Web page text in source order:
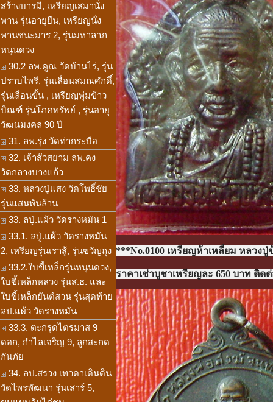
สร้างบารมี, เหรียญเสมานั่ง
พาน รุ่นอายุยืน, เหรียญนั่ง
พานชนะมาร 2, รุ่นมหาลาภ
หนุนดวง
30.2 ลพ.คูณ วัดบ้านไร่, รุ่น
ปราบไพรี, รุ่นเลื่อนสมณศํกดิ์,
รุ่นเลื่อนขั้น , เหรียญพุ่มข้าว
บิณฑ์ รุ่นโภคทรัพย์ , รุ่นอายุ
วัฒนมงคล 90 ปี
31. ลพ.รุ่ง วัดท่ากระบือ
32. เจ้าสัวสยาม ลพ.คง
วัดกลางบางแก้ว
33. หลวงปู่แสง วัดโพธิ์ชัย
รุ่นแสนพันล้าน
33. ลปู่.แผ้ว วัดรางหมัน 1
33.1. ลปู่.แผ้ว วัดรางหมัน
2, เหรียญรุ่นเราสู้, รุ่นขวัญถุง
33.2.ใบขี้เหล็กรุ่นหนุนดวง,
ใบขี้เหล็กหลวง รุ่นส.ธ. และ
ใบขี้เหล็กยันต์สวน รุ่นสุดท้าย
ลป.แผ้ว วัดรางหมัน
33.3. ตะกรุดไตรมาส 9
ดอก, กำไลเจริญ 9, ลูกสะกด
กันภัย
34. ลป.สรวง เทวดาเดินดิน
วัดไพรพัฒนา รุ่นเสาร์ 5,
***No.0100 เหรียญห้าเหลี่ยม หลวง
ราคาเช่าบูชาเหรียญละ 650 บาท ติด